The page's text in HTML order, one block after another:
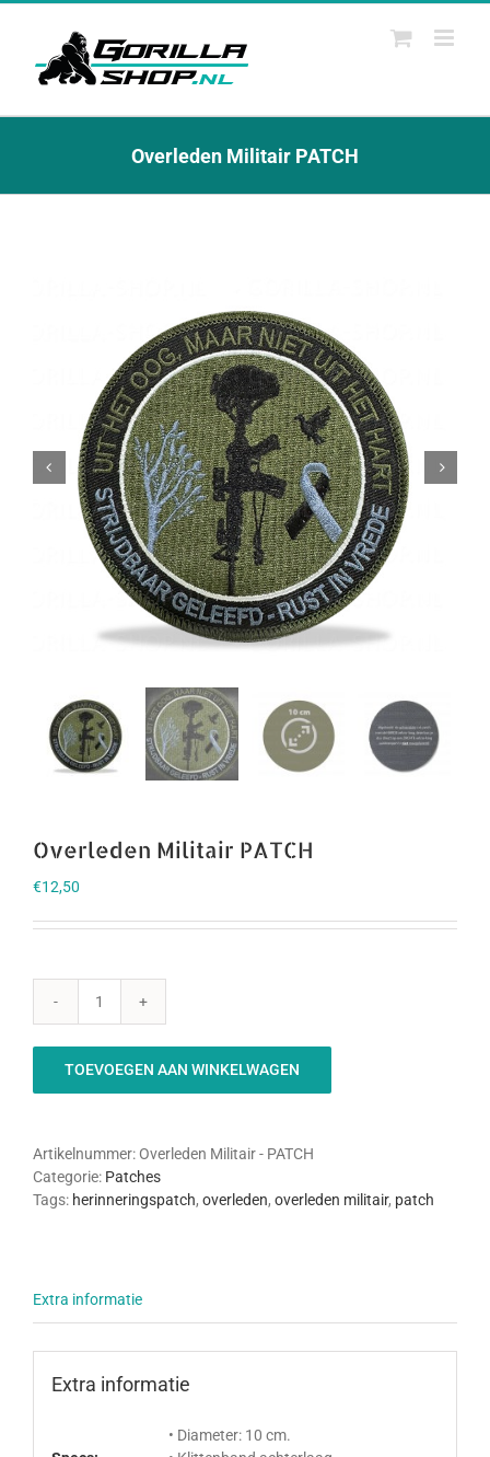
Ga
Overleden Militair PATCH
 
Overleden Militair PATCH
€12,50
Overleden
aantal
TOEVOEGEN AAN WINKELWAGEN
Artikelnummer:Overleden Militair - PATCH
Categorie: Patches
Tags: herinneringspatch, overleden, overleden militair, patch
Extra informatie
Extra informatie
• Diameter: 10 cm.